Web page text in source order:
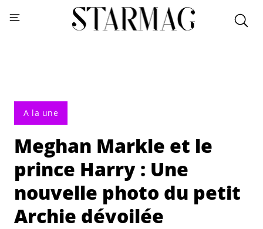
A la une
Meghan Markle et le
prince Harry : Une
nouvelle photo du petit
Archie dévoilée